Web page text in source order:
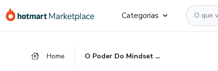
para
para
para
Categorias
Home O Poder Do Mindset no Empreendedorismo